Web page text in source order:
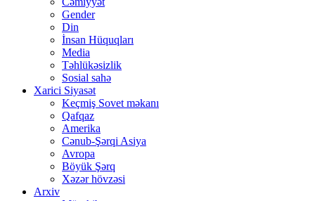
Gender
Din
İnsan Hüquqları
Media
Təhlükəsizlik
Sosial sahə
Xarici Siyasət
Keçmiş Sovet məkanı
Qafqaz
Amerika
Cənub-Şərqi Asiya
Avropa
Böyük Şərq
Xəzər hövzəsi
Arxiv